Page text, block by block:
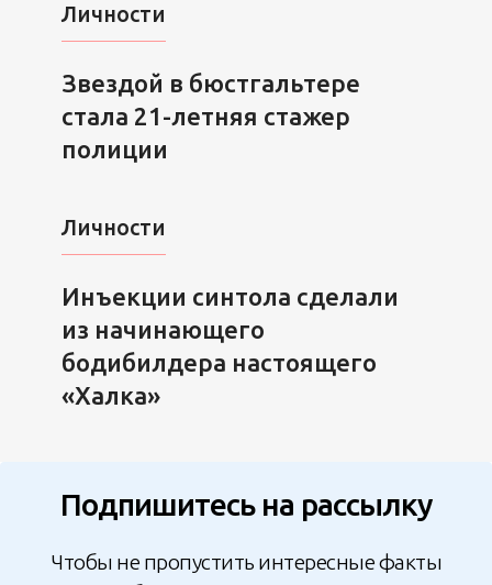
Личности
Звездой в бюстгальтере
стала 21-летняя стажер
полиции
Личности
Инъекции синтола сделали
из начинающего
бодибилдера настоящего
«Халка»
Подпишитесь на рассылку
Чтобы не пропустить интересные факты